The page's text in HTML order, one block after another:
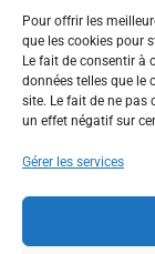
Pour offrir les
que les cookies pour
Le fait de consentir à
données telles que le
site. Le fait de ne pas
un effet négatif sur
Gérer les services
Demande de
SUIVEZ-NOUS